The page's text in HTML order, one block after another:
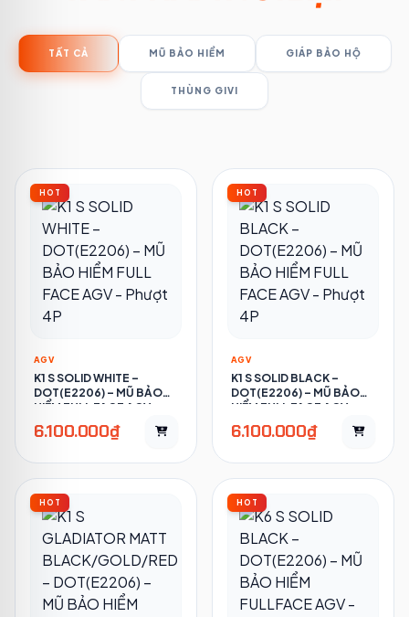
TẤT CẢ MŨ BẢO HIỂM GIÁP BẢO HỘ
THÙNG GIVI
HOT
AGV
K1 S SOLID WHITE –
DOT(E2206) – MŨ BẢO
HIỂM FULL FACE AGV -
PHƯỢT 4P
6.100.000₫
HOT
AGV
K1 S SOLID BLACK –
DOT(E2206) – MŨ BẢO
HIỂM FULL FACE AGV -
PHƯỢT 4P
6.100.000₫
HOT HOT